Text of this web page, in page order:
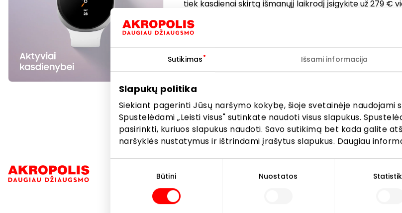
Sutikimas Išsami informacija
Slapukų politika
Siekiant pagerinti Jūsų naršymo kokybę, šioje svetainėje naudojami
Spustelėdami „Leisti visus" sutinkate naudoti visus slapukus.
pasirinkti, kuriuos slapukus naudoti. Savo sutikimą bet kada galite
naršyklės nustatymus ir ištrindami įrašytus slapukus. Daugiau
Būtini Nuostatos
tiek kasdienai skirtą išmanųjį laikrodį įsigykite už 279 €
Vaizdas iliustracinis. Pasiūlymas galioja iki 2026 07
Watch8 44 mm dark gray arba silver spalvos išmanųjį
kiekis ribotas, plačiau teiraukitės eksperto.
Navigacija
Parduotuvės
Paslaugos
Lankytojams